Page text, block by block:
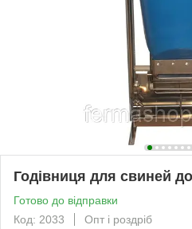
Годівниця для свиней
Готово до відправки
Код: 2033
Опт і роздріб